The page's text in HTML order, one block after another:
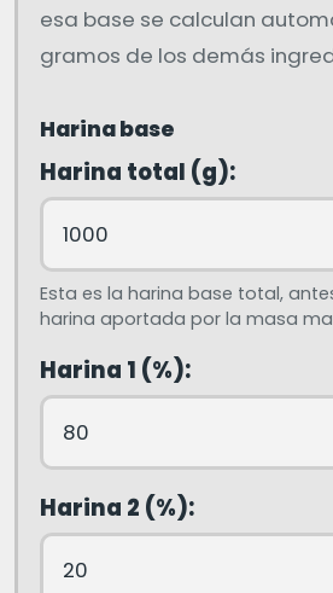
esa base se calculan
gramos de los demás
Harina base
Harina total (g):
Esta es la harina base total,
harina aportada por la masa
Harina 1 (%):
Harina 2 (%):